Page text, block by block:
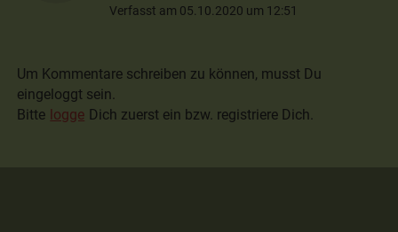
Verfasst am 05.10.2020 um 12:51
Um Kommentare schreiben zu können, musst Du
eingeloggt sein.
Bitte logge Dich zuerst ein bzw. registriere Dich.